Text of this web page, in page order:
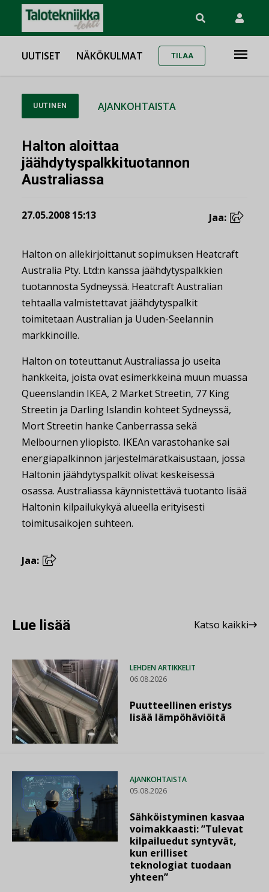
UUTISET NÄKÖKULMAT TILAA
UUTINEN AJANKOHTAISTA
Halton aloittaa
jäähdytyspalkkituotannon
Australiassa
27.05.2008 15:13 Jaa:
Halton on allekirjoittanut sopimuksen Heatcraft
Australia Pty. Ltd:n kanssa jäähdytyspalkkien
tuotannosta Sydneyssä. Heatcraft Australian
tehtaalla valmistettavat jäähdytyspalkit
toimitetaan Australian ja Uuden-Seelannin
markkinoille.
Halton on toteuttanut Australiassa jo useita
hankkeita, joista ovat esimerkkeinä muun muassa
Queenslandin IKEA, 2 Market Streetin, 77 King
Streetin ja Darling Islandin kohteet Sydneyssä,
Mort Streetin hanke Canberrassa sekä
Melbournen yliopisto. IKEAn varastohanke sai
energiapalkinnon järjestelmäratkaisustaan, jossa
Haltonin jäähdytyspalkit olivat keskeisessä
osassa. Australiassa käynnistettävä tuotanto lisää
Haltonin kilpailukykyä alueella erityisesti
toimitusaikojen suhteen.
Jaa:
Lue lisää Katso kaikki
LEHDEN ARTIKKELIT
06.08.2026
Puutteellinen eristys
lisää lämpöhäviöitä
AJANKOHTAISTA
05.08.2026
Sähköistyminen kasvaa
voimakkaasti: ”Tulevat
kilpailuedut syntyvät,
kun erilliset
teknologiat tuodaan
yhteen”